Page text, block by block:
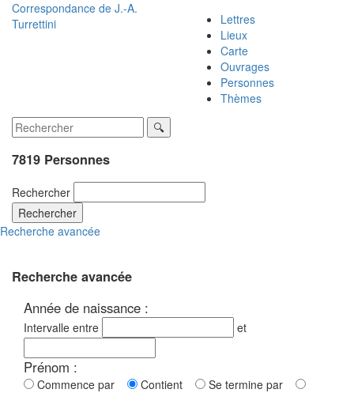
Correspondance de J.-A.
Turrettini
Lettres
Lieux
Carte
Ouvrages
Personnes
Thèmes
7819 Personnes
Rechercher
Rechercher
Recherche avancée
Recherche avancée
Année de naissance :
Intervalle entre et
Prénom :
Commence par Contient
Se termine par